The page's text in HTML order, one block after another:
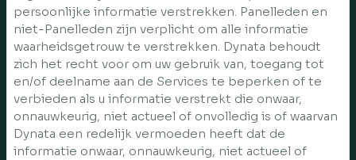
persoonlijke informatie verstrekken. Panelleden en
niet-Panelleden zijn verplicht om alle informatie
waarheidsgetrouw te verstrekken. Dynata behoudt
zich het recht voor om uw gebruik van, toegang tot
en/of deelname aan de Services te beperken of te
verbieden als u informatie verstrekt die onwaar,
onnauwkeurig, niet actueel of onvolledig is of waarvan
Dynata een redelijk vermoeden heeft dat de
informatie onwaar, onnauwkeurig, niet actueel of